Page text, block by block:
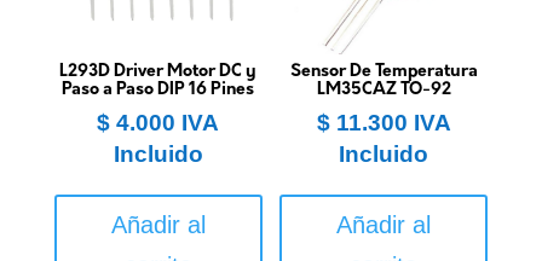
L293D Driver Motor DC y
Paso a Paso DIP 16 Pines
$ 4.000 IVA
Incluido
Añadir al
Sensor De Temperatura
LM35CAZ TO-92
$11.300 IVA
Incluido
Añadir al